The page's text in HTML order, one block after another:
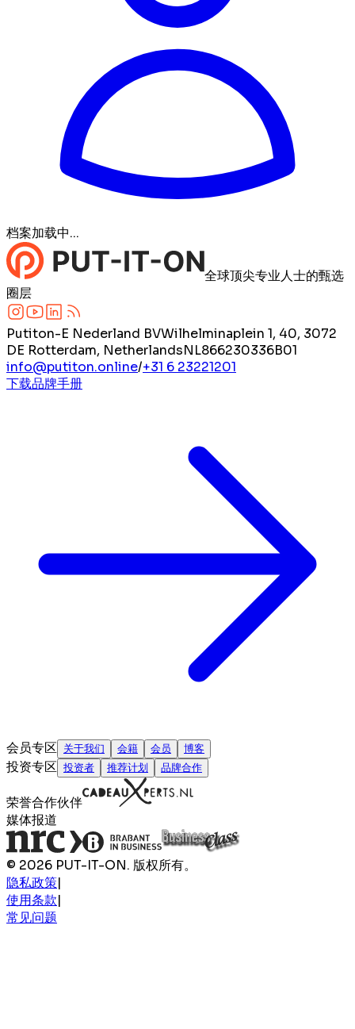
档案加载中...
全球顶尖专业人士的甄选
圈层
Putiton-E Nederland BVWilhelminaplein 1, 40, 3072
DE Rotterdam, NetherlandsNL866230336B01
info@putiton.online/+31 6 23221201
下载品牌手册
会员专区 关于我们 会籍 会员 博客
投资专区 投资者 推荐计划 品牌合作
荣誉合作伙伴
媒体报道
© 2026 PUT-IT-ON. 版权所有。
隐私政策|
使用条款|
常见问题